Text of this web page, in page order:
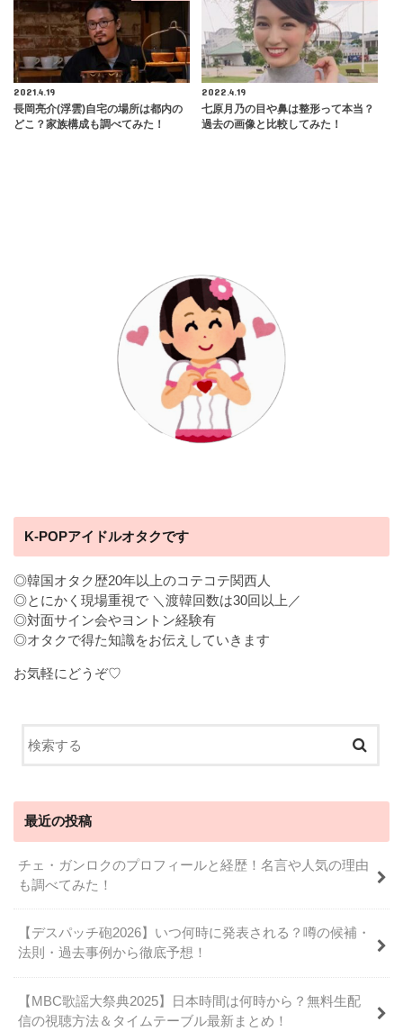
2021.4.19
長岡亮介(浮雲)自宅の場所は都内の
どこ？家族構成も調べてみた！
2022.4.19
七原月乃の目や鼻は整形って本当？
過去の画像と比較してみた！
K-POPアイドルオタクです
◎韓国オタク歴20年以上のコテコテ関西人
◎とにかく現場重視で ＼渡韓回数は30回以上／
◎対面サイン会やヨントン経験有
◎オタクで得た知識をお伝えしていきます
お気軽にどうぞ♡
最近の投稿
チェ・ガンロクのプロフィールと経歴！名言や人気の理由
も調べてみた！
【デスパッチ砲2026】いつ何時に発表される？噂の候補・
法則・過去事例から徹底予想！
【MBC歌謡大祭典2025】日本時間は何時から？無料生配
信の視聴方法＆タイムテーブル最新まとめ！